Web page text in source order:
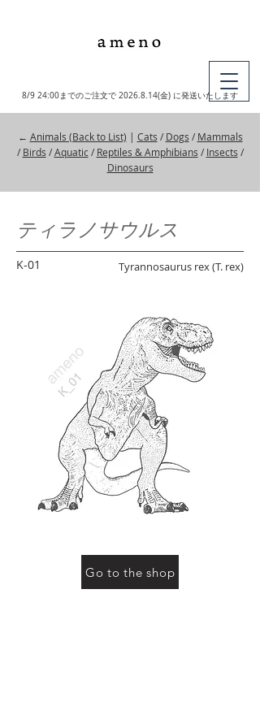
8/9 24:00までのご注文で 2026.8.14(金) に発送いたします
← Animals (Back to List) | Cats / Dogs / Mammals
/ Birds /Aquatic/ Reptiles & Amphibians / Insects /
Dinosaurs
ティラノサウルス
K-01 Tyrannosaurus rex (T. rex)
Go to the shop